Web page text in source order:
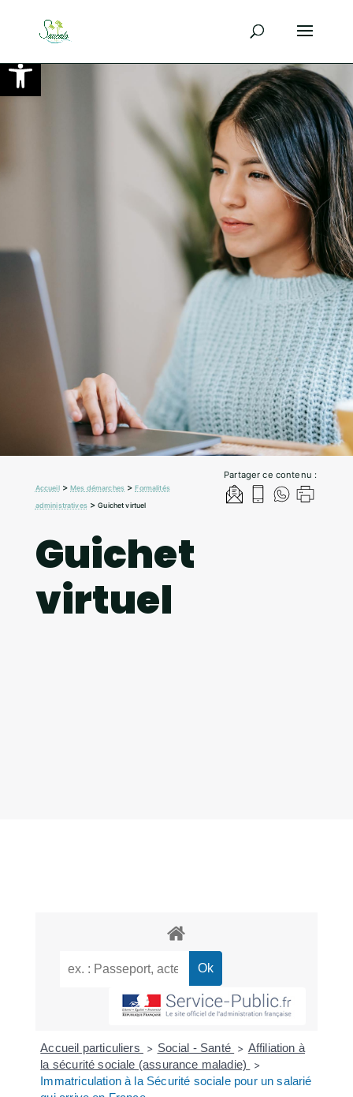
Ouvrir la barre d’outils
Partager ce contenu :
Accueil>Mes démarches >Formalités
administratives>Guichet virtuel
Guichet
virtuel
Accueil particuliers > Social - Santé > Affiliation à
la sécurité sociale (assurance maladie)
>
Immatriculation à la Sécurité sociale pour un salarié